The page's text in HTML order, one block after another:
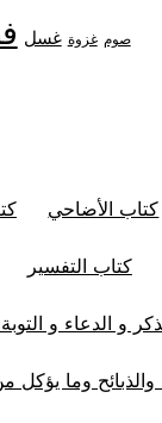
صوم غزوة غسل
كتاب الأضاحي
كتاب التفسير
و الدعاء و التوبة
وما يؤكل